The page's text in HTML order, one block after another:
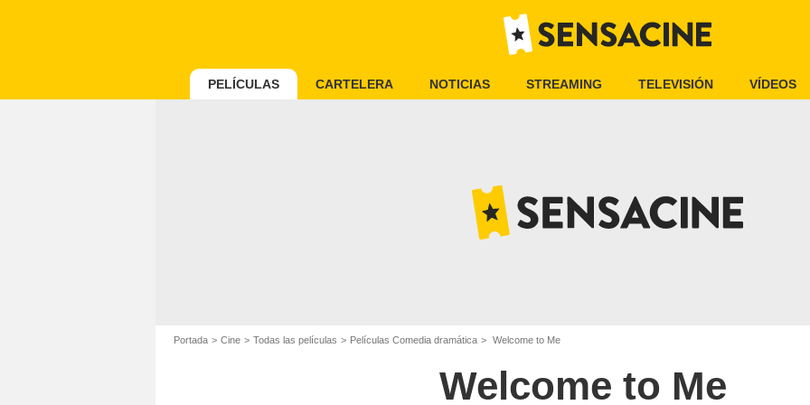
PELÍCULAS CARTELERA NOTICIAS STREAMING TELEVISIÓN VÍDEOS
Portada Cine Todas las películas Películas Comedia dramática Welcome to Me
Welcome to Me